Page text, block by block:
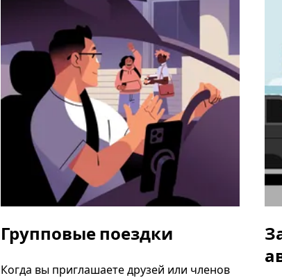
Групповые поездки
Когда вы приглашаете друзей или членов